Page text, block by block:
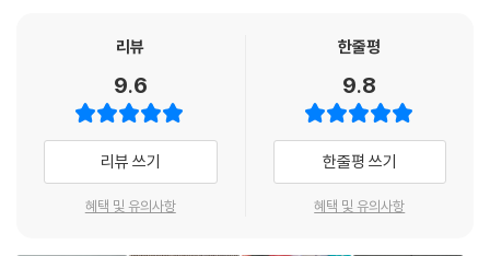
당근이 주어졌다.
--- p.94 「말은 안 되지만」중에서
탕! 발사되었고, 나는 눈을 감았다.
언제나, 어둠만이, 나를, 받아준다.
--- p.102 「말은 안 되지만」중에서
며 중혁은 기묘함을 느낀다. 그리고 예전부터 해오던 의심을 확신으로 굳
혀간다. 영우 엄마가, 아픈 사람을 보살피며 타인의 관심과 칭찬을 받으려
는 정신질환 ‘대리 뮌하우젠 증후군’이라는 의심 말이다. 환자가 나으면 더
이상 관심을 받을 수 없으므로 아이를 계속 아프게 만드는 잔인한 엄마의
모습은, 중혁의 어린 시절 경험한 모성에 기인한다. 그렇게 중혁은 영우에
리뷰
9.6
리뷰 쓰기
혜택 및 유의사항
한줄평
9.8
한줄평 쓰기
혜택 및 유의사항